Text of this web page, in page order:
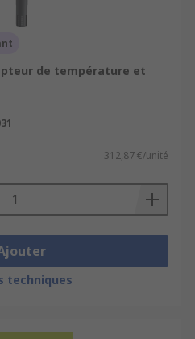
de température et
312,87 €/unité
techniques